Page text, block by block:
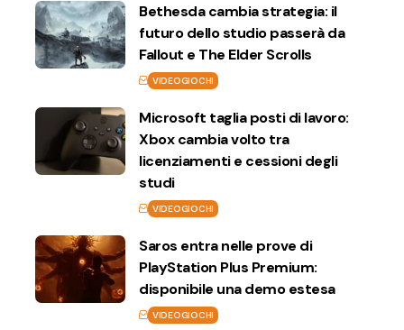
Bethesda cambia strategia: il
futuro dello studio passerà da
Fallout e The Elder Scrolls
VIDEOGIOCHI
Microsoft taglia posti di lavoro:
Xbox cambia volto tra
licenziamenti e cessioni degli
studi
VIDEOGIOCHI
Saros entra nelle prove di
PlayStation Plus Premium:
disponibile una demo estesa
VIDEOGIOCHI